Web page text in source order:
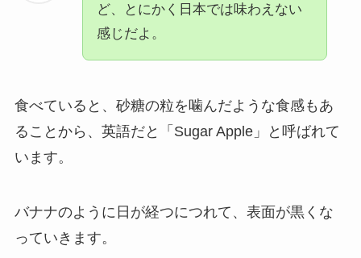
ど、とにかく日本では味わえない
感じだよ。
食べていると、砂糖の粒を噛んだような食感もあ
ることから、英語だと「Sugar Apple」と呼ばれて
います。
バナナのように日が経つにつれて、表面が黒くな
っていきます。